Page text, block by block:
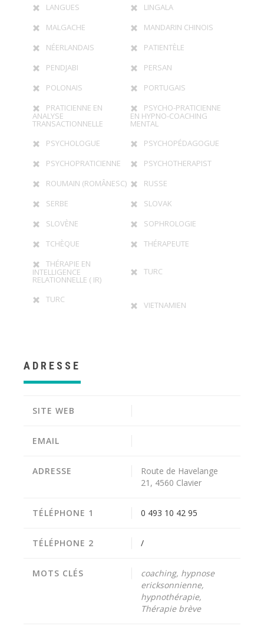
LANGUES
LINGALA
MALGACHE
MANDARIN CHINOIS
NÉERLANDAIS
PATIENTÈLE
PENDJABI
PERSAN
POLONAIS
PORTUGAIS
PRATICIENNE EN
ANALYSE
TRANSACTIONNELLE
PSYCHO-PRATICIENNE
EN HYPNO-COACHING
MENTAL
PSYCHOLOGUE
PSYCHOPÉDAGOGUE
PSYCHOPRATICIENNE
PSYCHOTHERAPIST
ROUMAIN (ROMÂNESC)
RUSSE
SERBE
SLOVAK
SLOVÈNE
SOPHROLOGIE
TCHÈQUE
THÉRAPEUTE
THÉRAPIE EN
INTELLIGENCE
RELATIONNELLE ( IR)
TURC
TURC
VIETNAMIEN
ADRESSE
SITE WEB
EMAIL
ADRESSE
Route de Havelange
21, 4560 Clavier
TÉLÉPHONE 1 0 493 10 42 95
TÉLÉPHONE 2 /
MOTS CLÉS
coaching, hypnose
ericksonnienne,
hypnothérapie,
Thérapie brève